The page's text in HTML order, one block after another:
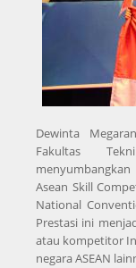
Dewinta
Fakultas
Asean Skill
National
Prestasi ini
atau kompetitor
negara ASEAN